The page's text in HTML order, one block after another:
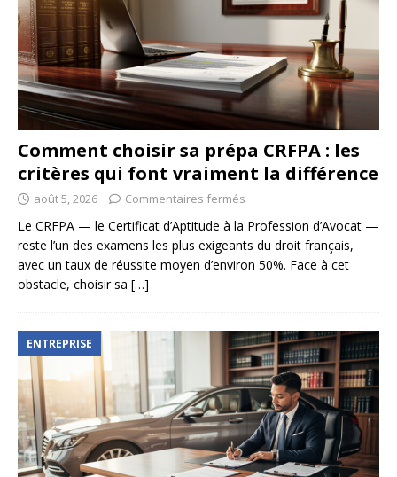
Comment choisir sa prépa CRFPA : les
critères qui font vraiment la différence
août 5, 2026 Commentaires fermés
Le CRFPA — le Certificat d’Aptitude à la Profession d’Avocat —
reste l’un des examens les plus exigeants du droit français,
avec un taux de réussite moyen d’environ 50%. Face à cet
obstacle, choisir sa […]
ENTREPRISE